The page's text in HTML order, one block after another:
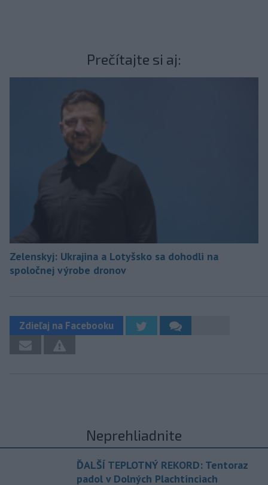
Prečítajte si aj:
Zelenskyj: Ukrajina a Lotyšsko sa dohodli na
spoločnej výrobe dronov
Zdieľaj na Facebooku
Neprehliadnite
ĎALŠÍ TEPLOTNÝ REKORD: Tentoraz
padol v Dolných Plachtinciach